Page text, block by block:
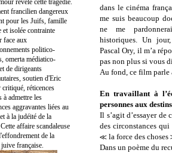
dans le cinéma
me suis beaucoup
ne me
historiques. Un
Pascal Ory, il m’a
pas non plus si vous
Au fond, ce film parle
En travaillant à
personnes aux
Il s’agit d’essayer de
des circonstances qui
≪ la force des
Dans un poème du
francilien dangereux
pour les Juifs, famille
et isolée contrainte
face aux
politico-
omerta médiatico-
de dirigeants
soutien d'Eric
critiqué, réticences
à admettre les
aggravantes liées au
à la judéité de la
affaire scandaleuse
de la
française.